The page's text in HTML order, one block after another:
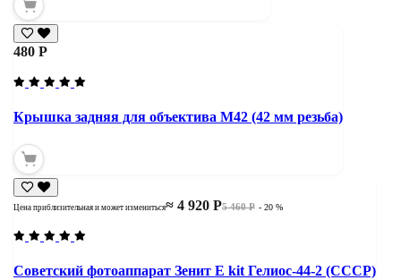
480 Р
Крышка задняя для объектива М42 (42 мм резьба)
5 460 Р
≈ 4 920 Р
Цена приблизительная и может измениться - 20 %
Советский фотоаппарат Зенит Е kit Гелиос-44-2 (СССР)